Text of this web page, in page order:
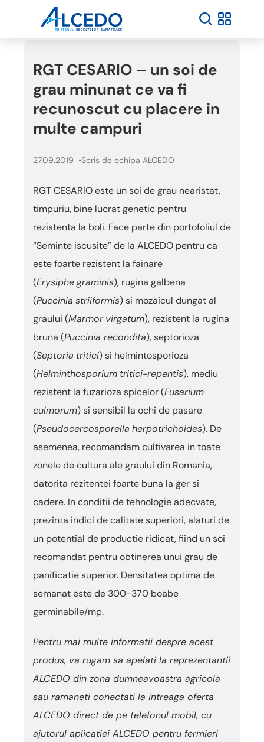
RGT CESARIO – un soi de
grau minunat ce va fi
recunoscut cu placere in
multe campuri
27.09.2019 Scris de echipa ALCEDO
RGT CESARIO este un soi de grau nearistat,
timpuriu, bine lucrat genetic pentru
rezistenta la boli. Face parte din portofoliul de
“Seminte iscusite” de la ALCEDO pentru ca
este foarte rezistent la fainare
(Erysiphegraminis), rugina galbena
(Puccinia striiformis) si mozaicul dungat al
graului (Marmor virgatum), rezistent la rugina
bruna (Puccinia recondita), septorioza
(Septoria tritici) si helmintosporioza
(Helminthosporium tritici-repentis), mediu
rezistent la fuzarioza spicelor (Fusarium
culmorum) si sensibil la ochi de pasare
(Pseudocercosporella herpotrichoides). De
asemenea, recomandam cultivarea in toate
zonele de cultura ale graului din Romania,
datorita rezitentei foarte buna la ger si
cadere. In conditii de tehnologie adecvate,
prezinta indici de calitate superiori, alaturi de
un potential de productie ridicat, fiind un soi
recomandat pentru obtinerea unui grau de
panificatie superior. Densitatea optima de
semanat este de 300-370 boabe
germinabile/mp.
Pentru mai multe informatii despre acest
produs, va rugam sa apelati la reprezentantii
ALCEDO din zona dumneavoastra agricola
sau ramaneti conectati la intreaga oferta
ALCEDO direct de pe telefonul mobil, cu
ajutorul aplicatiei ALCEDO pentru fermieri